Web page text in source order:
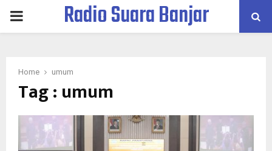
PRIMARYRadio Suara Banjar
Home umum
Tag : umum